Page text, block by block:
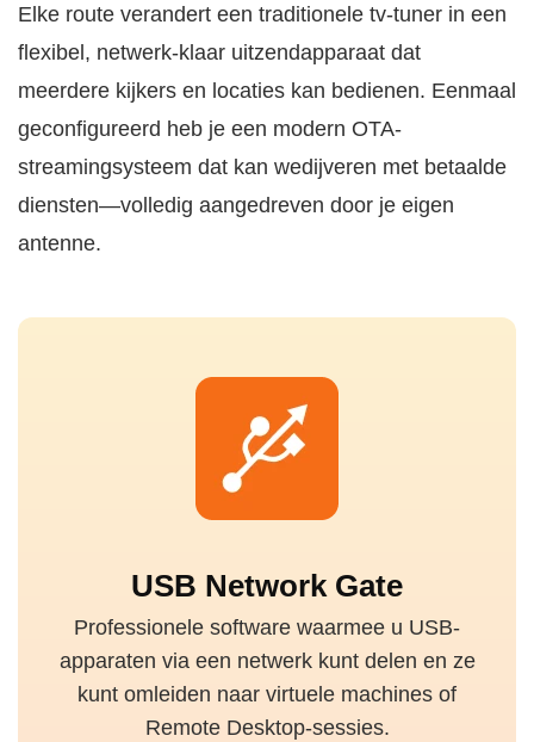
Elke route verandert een traditionele tv-tuner in een
flexibel, netwerk-klaar uitzendapparaat dat
meerdere kijkers en locaties kan bedienen. Eenmaal
geconfigureerd heb je een modern OTA-
streamingsysteem dat kan wedijveren met betaalde
diensten—volledig aangedreven door je eigen
antenne.
USB Network Gate
Professionele software waarmee u USB-
apparaten via een netwerk kunt delen en ze
kunt omleiden naar virtuele machines of
Remote Desktop-sessies.